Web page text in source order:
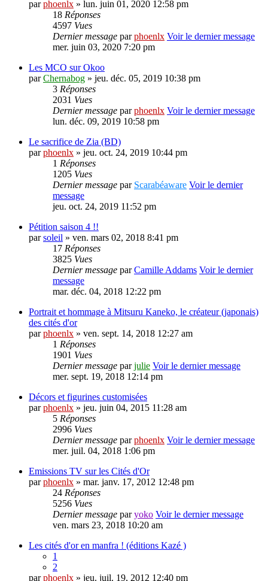
parphoenlx » lun. juin 01, 2020 12:58 pm
18 Réponses
4597 Vues
Dernier message parphoenlx Voir le dernier message
mer. juin 03, 2020 7:20 pm
Les MCO sur Okoo
parChernabog » jeu. déc. 05, 2019 10:38 pm
3 Réponses
2031 Vues
Dernier message parphoenlx Voir le dernier message
lun. déc. 09, 2019 10:58 pm
Le sacrifice de Zia (BD)
parphoenlx » jeu. oct. 24, 2019 10:44 pm
1 Réponses
1205 Vues
Dernier message par Scarabéaware Voir le dernier
message
jeu. oct. 24, 2019 11:52 pm
Pétition saison 4 !!
parsoleil » ven. mars 02, 2018 8:41 pm
17 Réponses
3825 Vues
Dernier message parCamille Addams Voir le dernier
message
mar. déc. 04, 2018 12:22 pm
Portrait et hommage à Mitsuru Kaneko, le créateur (japonais)
des cités d'or
parphoenlx » ven. sept. 14, 2018 12:27 am
1 Réponses
1901 Vues
Dernier message parjulie Voir le dernier message
mer. sept. 19, 2018 12:14 pm
Décors et figurines customisées
parphoenlx » jeu. juin 04, 2015 11:28 am
5 Réponses
2996 Vues
Dernier message parphoenlx Voir le dernier message
mer. juil. 04, 2018 1:06 pm
Emissions TV sur les Cités d'Or
parphoenlx » mar. janv. 17, 2012 12:48 pm
24 Réponses
5256 Vues
Dernier message paryoko Voir le dernier message
ven. mars 23, 2018 10:20 am
Les cités d'or en manfra ! (éditions Kazé )
1
2
parphoenlx » jeu. juil. 19, 2012 12:40 pm